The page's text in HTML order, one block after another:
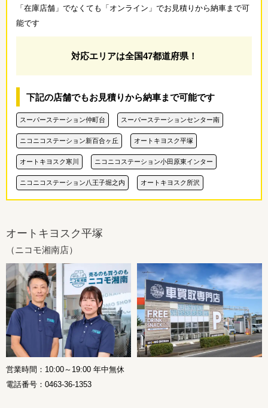
「在庫店舗」でなくても「オンライン」でお見積りから納車まで可
能です
対応エリアは全国47都道府県！
下記の店舗でもお見積りから納車まで可能です
スーパーステーション仲町台 スーパーステーションセンター南
ニコニコステーション新百合ヶ丘 オートキヨスク平塚
オートキヨスク寒川 ニコニコステーション小田原東インター
ニコニコステーション八王子堀之内 オートキヨスク所沢
オートキヨスク平塚
（ニコモ湘南店）
営業時間：10:00～19:00 年中無休
電話番号：0463-36-1353